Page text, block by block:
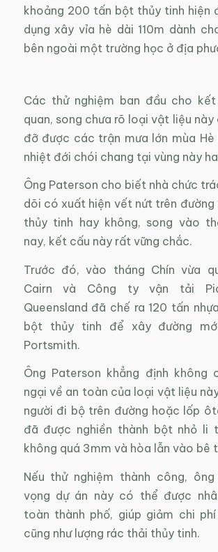
khoảng 200 tấn bột thủy tinh hiện
dụng xây vỉa hè dài 110m dành
bên ngoài một trường học ở địa
Các thử nghiệm ban đầu cho
quan, song chưa rõ loại vật liệu
đỡ được các trận mưa lớn mùa Hè
nhiệt đới chói chang tại vùng này
Ông Paterson cho biết nhà chức
dõi có xuất hiện vết nứt trên
thủy tinh hay không, song vào
nay, kết cấu này rất vững chắc.
Trước đó, vào tháng Chín vừa
Cairn và Công ty vận tải
Queensland đã chế ra 120 tấn
bột thủy tinh để xây đường
Portsmith.
Ông Paterson khẳng định không
ngại về an toàn của loại vật liệu
người đi bộ trên đường hoặc lốp
đã được nghiền thành bột nhỏ li
không quá 3mm và hòa lẫn vào bê
Nếu thử nghiệm thành công,
vọng dự án này có thể được
toàn thành phố, giúp giảm chi
cũng như lượng rác thải thủy tinh.